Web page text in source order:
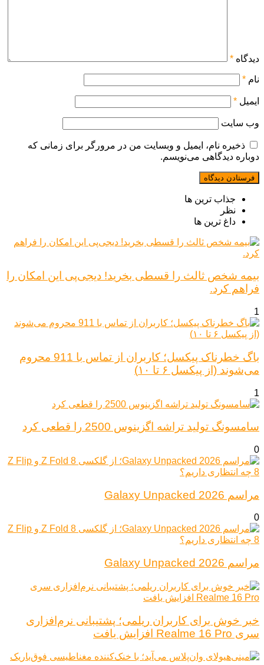
دیدگاه *
نام *
ایمیل *
وب‌ سایت
ذخیره نام، ایمیل و وبسایت من در مرورگر برای زمانی که
دوباره دیدگاهی می‌نویسم.
جذاب ترین ها
نظر
داغ ترین ها
بیمه شخص ثالث را قسطی بخرید! دیجی‌پی این امکان را
فراهم کرد.
1
باگ خطرناک پیکسل؛ کاربران از تماس با 911 محروم
می‌شوند (از پیکسل ۶ تا ۱۰)
1
سامسونگ تولید تراشه اگزینوس 2500 را قطعی کرد
0
مراسم Galaxy Unpacked 2026
0
مراسم Galaxy Unpacked 2026
خبر خوش برای کاربران ریلمی؛ پشتیبانی نرم‌افزاری
سری Realme 16 Pro افزایش یافت